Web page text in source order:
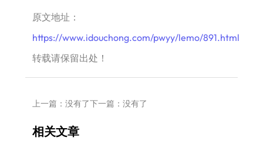
原文地址：
https://www.idouchong.com/pwyy/lemo/891.html
转载请保留出处！
上一篇：没有了下一篇：没有了
相关文章